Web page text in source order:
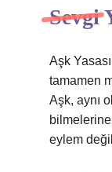
Sevgi
Aşk
tamamen
Aşk, aynı
eylem